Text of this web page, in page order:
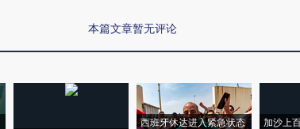
本篇文章暂无评论
西班牙休达进入紧急状态
加沙上